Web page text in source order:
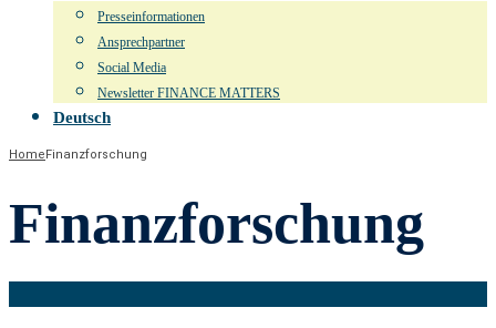
Presseinformationen
Ansprechpartner
Social Media
Newsletter FINANCE MATTERS
Deutsch
HomeFinanzforschung
Finanzforschung